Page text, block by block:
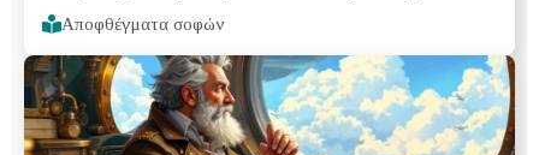
Διδασκαλία
Αποφθέγματα σοφών